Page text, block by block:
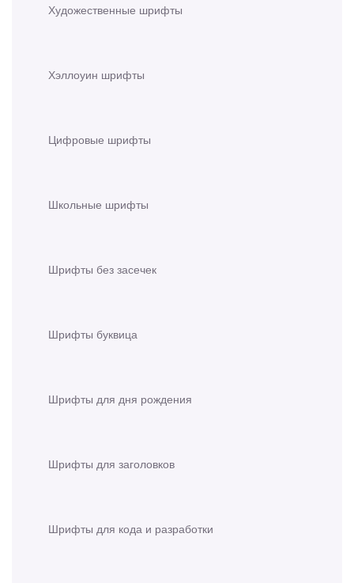
Художественные шрифты
Хэллоуин шрифты
Цифровые шрифты
Школьные шрифты
Шрифты без засечек
Шрифты буквица
Шрифты для дня рождения
Шрифты для заголовков
Шрифты для кода и разработки